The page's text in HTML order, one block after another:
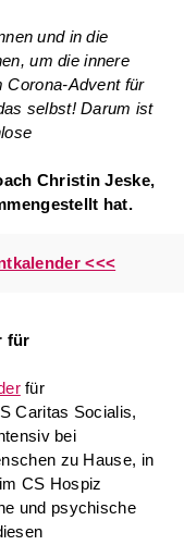
und in die
um die innere
Corona-Advent für
selbst! Darum ist
Christin Jeske,
hat.
<<<
für
für
Caritas Socialis,
bei
zu Hause, in
CS Hospiz
und psychische